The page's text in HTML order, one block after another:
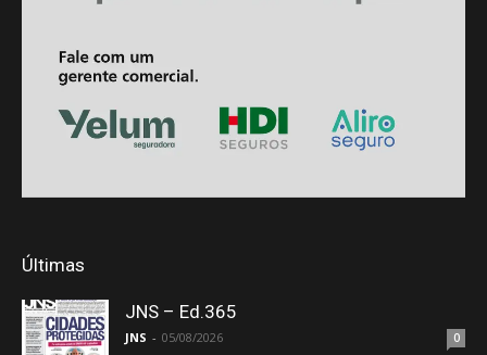
Últimas
JNS – Ed.365
JNS - 05/08/2026 0